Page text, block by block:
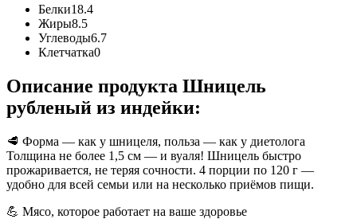
Белки18.4
Жиры8.5
Углеводы6.7
Клетчатка0
Описание продукта Шницель
рубленый из индейки:
🥩 Форма — как у шницеля, польза — как у диетолога
Толщина не более 1,5 см — и вуаля! Шницель быстро
прожаривается, не теряя сочности. 4 порции по 120 г —
удобно для всей семьи или на несколько приёмов пищи.
💪 Мясо, которое работает на ваше здоровье